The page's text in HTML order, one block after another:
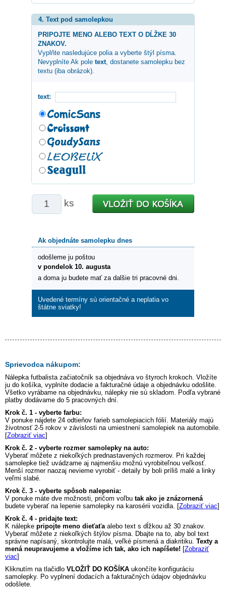
4. Text pod samolepkou
PRIPOJTE MENO ALEBO TEXT O DĹŽKE 30
ZNAKOV.
Vyplňte nasledujúce polia a vyberte štýl písma.
Nevyplníte Ak pole text, dostanete samolepku bez
textu (iba obrázok).
text:
ks
Ak objednáte samolepku dnes
odošleme ju poštou
v pondelok 10. augusta
a doma ju budete mať za dalšie tri pracovné dni.
Uvedené termíny sú orientačné a neplatia vo
štátne sviatky!
Sprievodca nákupom:
Nálepka futbalista začiatočník sa objednáva vo štyroch krokoch. Vložíte
ju do košíka, vyplníte dodacie a fakturačné údaje a objednávku odošlite.
Všetko vyrábame na objednávku, nálepky nie sú skladom. Podľa vybrané
platby dodávame do 5 pracovných dní.
Krok č. 1 - vyberte farbu:
V ponuke nájdete 24 odtieňov farieb samolepiacich fólií. Materiály majú
životnosť 2-5 rokov v závislosti na umiestnení samolepiek na automobile.
[Zobraziť viac]
Krok č. 2 - vyberte rozmer samolepky na auto:
Vyberať môžete z niekoľkých prednastavených rozmerov. Pri každej
samolepke tiež uvádzame aj najmenšiu možnú vyrobiteľnou veľkosť.
Menší rozmer naozaj nevieme vyrobiť - detaily by boli príliš malé a linky
veľmi slabé.
Krok č. 3 - vyberte spôsob nalepenia:
V ponuke máte dve možnosti, pričom voľbu tak ako je znázornená
budete vyberať na lepenie samolepky na karosérii vozidla. [Zobraziť viac]
Krok č. 4 - pridajte text:
K nálepke pripojte meno dieťaťaalebo text s dĺžkou až 30 znakov.
Vyberať môžete z niekoľkých štýlov písma. Dbajte na to, aby bol text
správne napísaný, skontrolujte malá, veľké písmená a diakritiku. Texty a
mená neupravujeme a vložíme ich tak, ako ich napíšete! [Zobraziť
viac]
Kliknutím na tlačidlo VLOŽIŤ DO KOŠÍKA ukončíte konfiguráciu
samolepky. Po vyplnení dodacích a fakturačných údajov objednávku
odošlete.